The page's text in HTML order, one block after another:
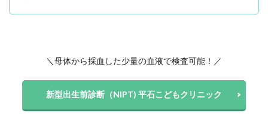
＼母体から採血した少量の血液で検査可能！／
新型出生前診断（NIPT) 平石こどもクリニック